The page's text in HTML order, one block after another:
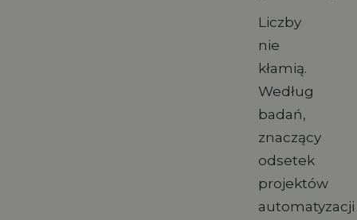
Liczby
nie
kłamią.
Według
badań,
znaczący
odsetek
projektów
automatyzacji